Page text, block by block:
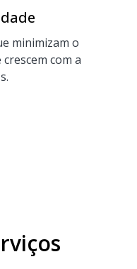
minimizam o
com a